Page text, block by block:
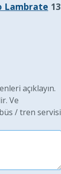
Lambrate 13
açıklayın.
Ve
/ tren servisi